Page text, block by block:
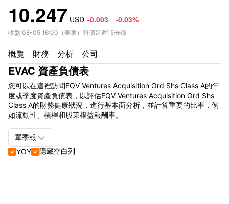
10.247 USD -0.003 -0.03%
收盤 08-05 16:00 （ 美東 ） 報價延遲15分鐘
概覽 財務 分析 公司
EVAC 資產負債表
您可以在這裡訪問EQV Ventures Acquisition Ord Shs Class A的年
度或季度資產負債表，以評估EQV Ventures Acquisition Ord Shs
Class A的財務健康狀況，進行基本面分析，並計算重要的比率，例
如流動性、槓桿和股東權益報酬率。
單季報 
YOY隱藏空白列